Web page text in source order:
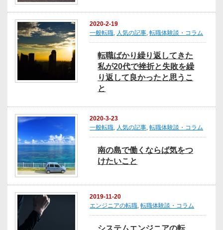
2020-2-19
一般転職, 人気の記事,転職体験談・コラム
転職ばかり繰り返してきた
私が20代で挫折と失敗を繰
り返して良かったと思うこ
と
2020-3-23
一般転職, 人気の記事,転職体験談・コラム
南の島で働くならば気をつ
けたいこと
2019-11-20
エンジニアの転職 ,転職体験談・コラム
システムエンジニアの転